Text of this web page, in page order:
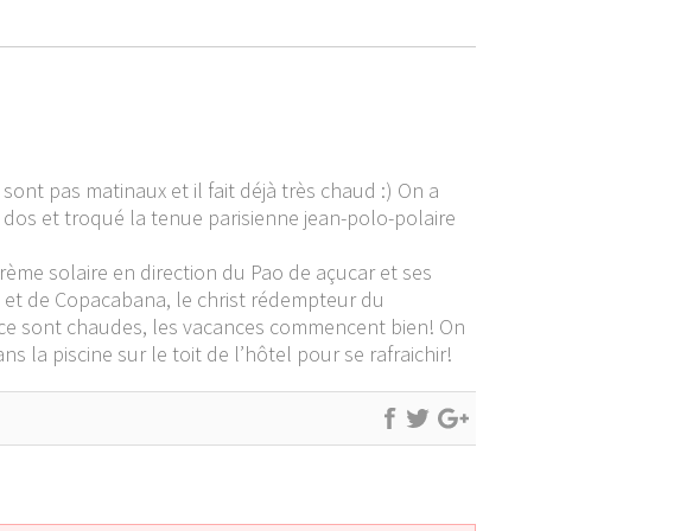
pas matinaux et il fait déjà très chaud :) On a
et troqué la tenue parisienne jean-polo-polaire
solaire en direction du Pao de açucar et ses
de Copacabana, le christ rédempteur du
sont chaudes, les vacances commencent bien! On
la piscine sur le toit de l’hôtel pour se rafraichir!